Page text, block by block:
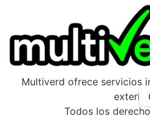
Multiverd ofrece servicios
Todos los